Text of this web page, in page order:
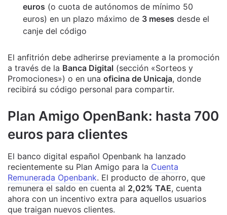
euros (o cuota de autónomos de mínimo 50
euros) en un plazo máximo de 3 meses desde el
canje del código
El anfitrión debe adherirse previamente a la promoción
a través de la Banca Digital (sección «Sorteos y
Promociones») o en una oficina de Unicaja, donde
recibirá su código personal para compartir.
Plan Amigo OpenBank: hasta 700
euros para clientes
El banco digital español Openbank ha lanzado
recientemente su Plan Amigo para la Cuenta
Remunerada Openbank. El producto de ahorro, que
remunera el saldo en cuenta al 2,02% TAE, cuenta
ahora con un incentivo extra para aquellos usuarios
que traigan nuevos clientes.